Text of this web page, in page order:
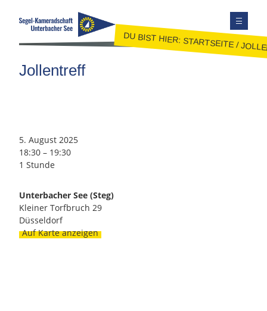
FAHRTENSEGELN
MITGLIEDER
SEITE DURCHSUCHEN
FACEBOOK
INSTAGRAM
DU BIST HIER:STARTSEITE/
Jollentreff
5. August 2025
18:30 – 19:30
1 Stunde
Unterbacher See (Steg)
Kleiner Torfbruch 29
Düsseldorf
Auf Karte anzeigen